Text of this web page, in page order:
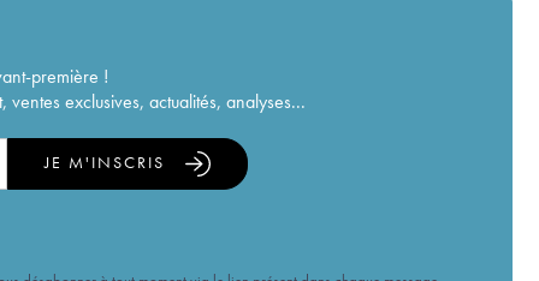
première !
exclusives, actualités, analyses...
JE M'INSCRIS